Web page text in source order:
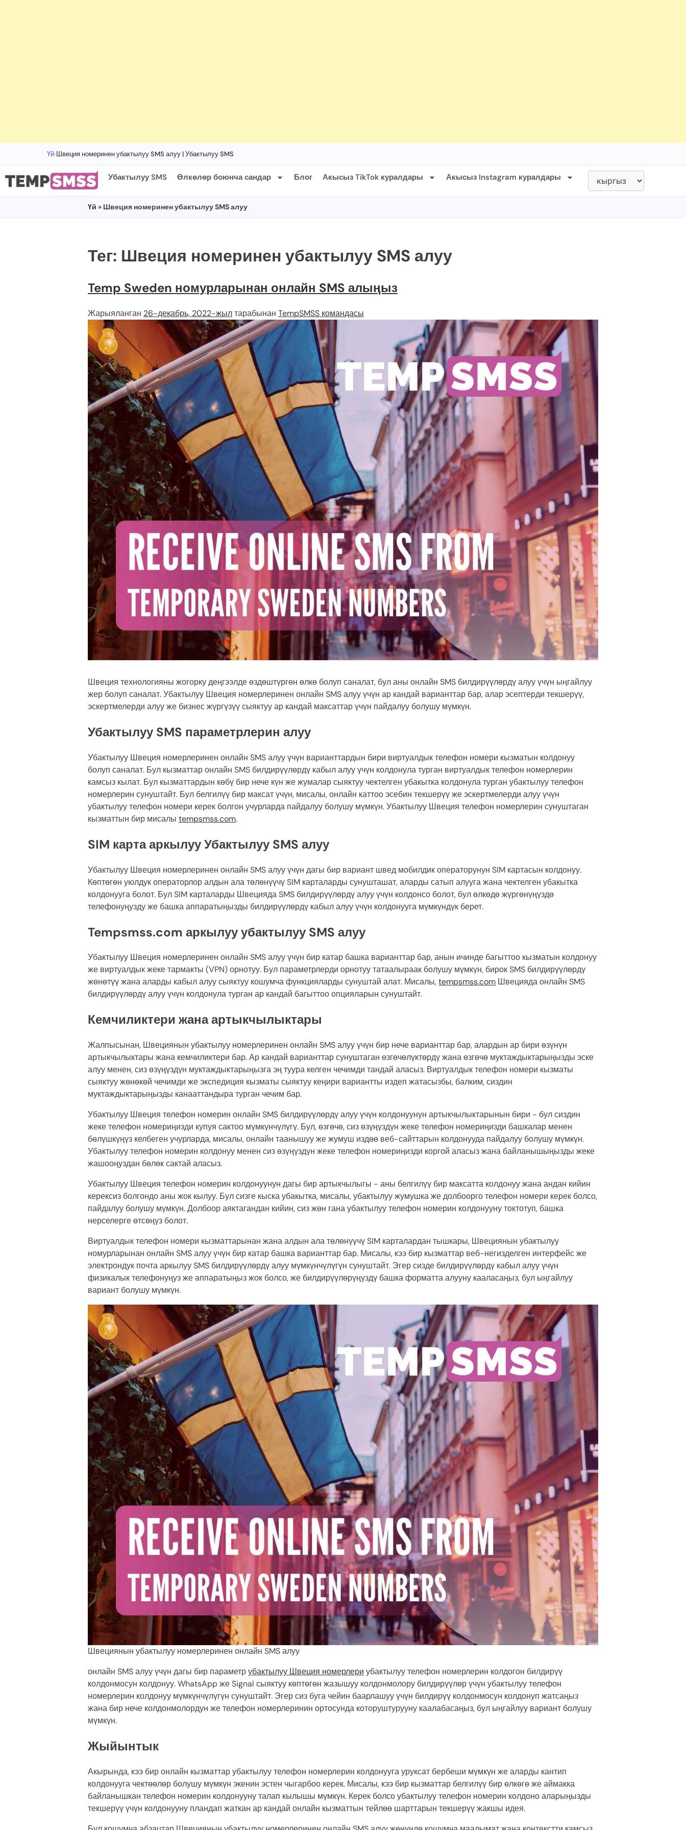
Үй›Швеция номеринен убактылуу SMS алуу | Убактылуу SMS
Убактылуу SMS Өлкөлөр боюнча сандар Блог Акысыз TikTok куралдары Акысыз Instagram куралдары
Үй » Швеция номеринен убактылуу SMS алуу
Тег: Швеция номеринен убактылуу SMS алуу
Temp Sweden номурларынан онлайн SMS алыңыз
Жарыяланган 26-декабрь, 2022-жылтарабынан TempSMSS командасы
Швеция технологияны жогорку деңгээлде өздөштүргөн өлкө болуп саналат, бул аны онлайн SMS билдирүүлөрдү алуу үчүн ыңгайлуу
жер болуп саналат. Убактылуу Швеция номерлеринен онлайн SMS алуу үчүн ар кандай варианттар бар, алар эсептерди текшерүү,
эскертмелерди алуу же бизнес жүргүзүү сыяктуу ар кандай максаттар үчүн пайдалуу болушу мүмкүн.
Убактылуу SMS параметрлерин алуу
Убактылуу Швеция номерлеринен онлайн SMS алуу үчүн варианттардын бири виртуалдык телефон номери кызматын колдонуу
болуп саналат. Бул кызматтар онлайн SMS билдирүүлөрдү кабыл алуу үчүн колдонула турган виртуалдык телефон номерлерин
камсыз кылат. Бул кызматтардын көбү бир нече күн же жумалар сыяктуу чектелген убакытка колдонула турган убактылуу телефон
номерлерин сунуштайт. Бул белгилүү бир максат үчүн, мисалы, онлайн каттоо эсебин текшерүү же эскертмелерди алуу үчүн
убактылуу телефон номери керек болгон учурларда пайдалуу болушу мүмкүн. Убактылуу Швеция телефон номерлерин сунуштаган
кызматтын бир мисалы tempsmss.com.
SIM карта аркылуу Убактылуу SMS алуу
Убактылуу Швеция номерлеринен онлайн SMS алуу үчүн дагы бир вариант швед мобилдик операторунун SIM картасын колдонуу.
Көптөгөн уюлдук операторлор алдын ала төлөнүүчү SIM карталарды сунушташат, аларды сатып алууга жана чектелген убакытка
колдонууга болот. Бул SIM карталарды Швецияда SMS билдирүүлөрдү алуу үчүн колдонсо болот, бул өлкөдө жүргөнүңүздө
телефонуңузду же башка аппаратыңызды билдирүүлөрдү кабыл алуу үчүн колдонууга мүмкүндүк берет.
Tempsmss.com аркылуу убактылуу SMS алуу
Убактылуу Швеция номерлеринен онлайн SMS алуу үчүн бир катар башка варианттар бар, анын ичинде багыттоо кызматын колдонуу
же виртуалдык жеке тармакты (VPN) орнотуу. Бул параметрлерди орнотуу татаалыраак болушу мүмкүн, бирок SMS билдирүүлөрдү
жөнөтүү жана аларды кабыл алуу сыяктуу кошумча функцияларды сунуштай алат. Мисалы,tempsmss.com Швецияда онлайн SMS
билдирүүлөрдү алуу үчүн колдонула турган ар кандай багыттоо опцияларын сунуштайт.
Кемчиликтери жана артыкчылыктары
Жалпысынан, Швециянын убактылуу номерлеринен онлайн SMS алуу үчүн бир нече варианттар бар, алардын ар бири өзүнүн
артыкчылыктары жана кемчиликтери бар. Ар кандай варианттар сунуштаган өзгөчөлүктөрдү жана өзгөчө муктаждыктарыңызды эске
алуу менен, сиз өзүңүздүн муктаждыктарыңызга эң туура келген чечимди тандай аласыз. Виртуалдык телефон номери кызматы
сыяктуу жөнөкөй чечимди же экспедиция кызматы сыяктуу кеңири вариантты издеп жатасызбы, балким, сиздин
муктаждыктарыңызды канааттандыра турган чечим бар.
Убактылуу Швеция телефон номерин онлайн SMS билдирүүлөрдү алуу үчүн колдонуунун артыкчылыктарынын бири - бул сиздин
жеке телефон номериңизди купуя сактоо мүмкүнчүлүгү. Бул, өзгөчө, сиз өзүңүздүн жеке телефон номериңизди башкалар менен
бөлүшкүңүз келбеген учурларда, мисалы, онлайн таанышуу же жумуш издөө веб-сайттарын колдонууда пайдалуу болушу мүмкүн.
Убактылуу телефон номерин колдонуу менен сиз өзүңүздүн жеке телефон номериңизди коргой аласыз жана байланышыңызды жеке
жашооңуздан бөлөк сактай аласыз.
Убактылуу Швеция телефон номерин колдонуунун дагы бир артыкчылыгы - аны белгилүү бир максатта колдонуу жана андан кийин
керексиз болгондо аны жок кылуу. Бул сизге кыска убакытка, мисалы, убактылуу жумушка же долбоорго телефон номери керек болсо,
пайдалуу болушу мүмкүн. Долбоор аяктагандан кийин, сиз жөн гана убактылуу телефон номерин колдонууну токтотуп, башка
нерселерге өтсөңүз болот.
Виртуалдык телефон номери кызматтарынан жана алдын ала төлөнүүчү SIM карталардан тышкары, Швециянын убактылуу
номурларынан онлайн SMS алуу үчүн бир катар башка варианттар бар. Мисалы, кээ бир кызматтар веб-негизделген интерфейс же
электрондук почта аркылуу SMS билдирүүлөрдү алуу мүмкүнчүлүгүн сунуштайт. Эгер сизде билдирүүлөрдү кабыл алуу үчүн
физикалык телефонуңуз же аппаратыңыз жок болсо, же билдирүүлөрүңүздү башка форматта алууну кааласаңыз, бул ыңгайлуу
вариант болушу мүмкүн.
Швециянын убактылуу номерлеринен онлайн SMS алуу
онлайн SMS алуу үчүн дагы бир параметрубактылуу Швеция номерлери убактылуу телефон номерлерин колдогон билдирүү
колдонмосун колдонуу. WhatsApp же Signal сыяктуу көптөгөн жазышуу колдонмолору билдирүүлөр үчүн убактылуу телефон
номерлерин колдонуу мүмкүнчүлүгүн сунуштайт. Эгер сиз буга чейин баарлашуу үчүн билдирүү колдонмосун колдонуп жатсаңыз
жана бир нече колдонмолордун же телефон номерлеринин ортосунда которуштурууну каалабасаңыз, бул ыңгайлуу вариант болушу
мүмкүн.
Жыйынтык
Акырында, кээ бир онлайн кызматтар убактылуу телефон номерлерин колдонууга уруксат бербеши мүмкүн же аларды кантип
колдонууга чектөөлөр болушу мүмкүн экенин эстен чыгарбоо керек. Мисалы, кээ бир кызматтар белгилүү бир өлкөгө же аймакка
байланышкан телефон номерин колдонууну талап кылышы мүмкүн. Керек болсо убактылуу телефон номерин колдоно аларыңызды
текшерүү үчүн колдонууну пландап жаткан ар кандай онлайн кызматтын тейлөө шарттарын текшерүү жакшы идея.